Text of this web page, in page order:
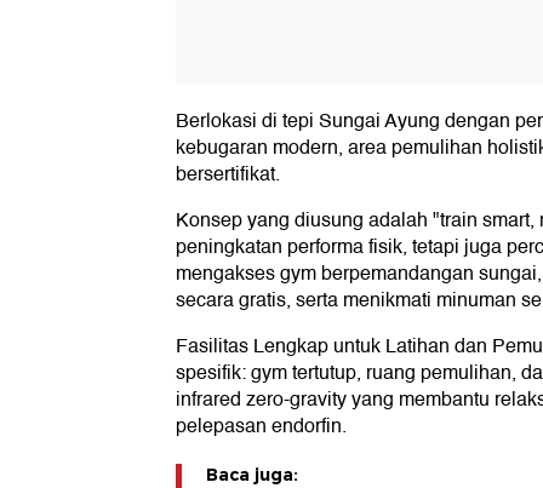
Berlokasi di tepi Sungai Ayung dengan
kebugaran modern, area pemulihan
bersertifikat.
Konsep yang diusung adalah "train
peningkatan performa fisik, tetapi juga
mengakses gym berpemandangan
secara gratis, serta menikmati minuman
Fasilitas Lengkap untuk Latihan dan
spesifik: gym tertutup, ruang pemulihan,
infrared zero-gravity yang membantu
pelepasan endorfin.
Baca juga: